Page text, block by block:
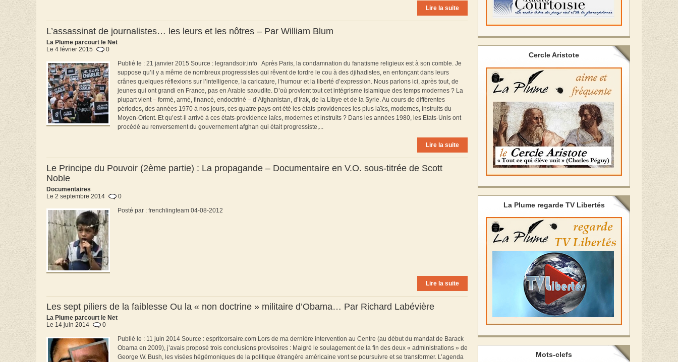
Lire la suite
L’assassinat de journalistes… les leurs et les nôtres – Par William Blum
La Plume parcourt le Net
Le 4 février 2015
0
Publié le : 21 janvier 2015 Source : legrandsoir.info Après Paris, la condamnation du fanatisme religieux est à son comble. Je
suppose qu’il y a même de nombreux progressistes qui rêvent de tordre le cou à des djihadistes, en enfonçant dans leurs
crânes quelques réflexions sur l’intelligence, la caricature, l’humour et la liberté d’expression. Nous parlons ici, après tout, de
jeunes qui ont grandi en France, pas en Arabie saoudite. D’où provient tout cet intégrisme islamique des temps modernes ? La
plupart vient – formé, armé, financé, endoctriné – d’Afghanistan, d’Irak, de la Libye et de la Syrie. Au cours de différentes
périodes, des années 1970 à nos jours, ces quatre pays ont été les états-providences les plus laïcs, modernes, instruits du
Moyen-Orient. Et qu’est-il arrivé à ces états-providence laïcs, modernes et instruits ? Dans les années 1980, les Etats-Unis ont
procédé au renversement du gouvernement afghan qui était progressiste,...
Lire la suite
Le Principe du Pouvoir (2ème partie) : La propagande – Documentaire en V.O. sous-titrée de Scott
Noble
Documentaires
Le 2 septembre 2014
0
Posté par : frenchlingteam 04-08-2012
Lire la suite
Les sept piliers de la faiblesse Ou la « non doctrine » militaire d’Obama… Par Richard Labévière
La Plume parcourt le Net
Le 14 juin 2014
0
Publié le : 11 juin 2014 Source : espritcorsaire.com Lors de ma dernière intervention au Centre (au début du mandat de Barack
Obama en 2009), j’avais proposé trois conclusions provisoires : Malgré le soulagement de la fin des deux « administrations » de
George W. Bush, les visées hégémoniques de la politique étrangère américaine vont se poursuivre et se transformer. L’agenda
Cercle Aristote
La Plume regarde TV Libertés
Mots-clefs